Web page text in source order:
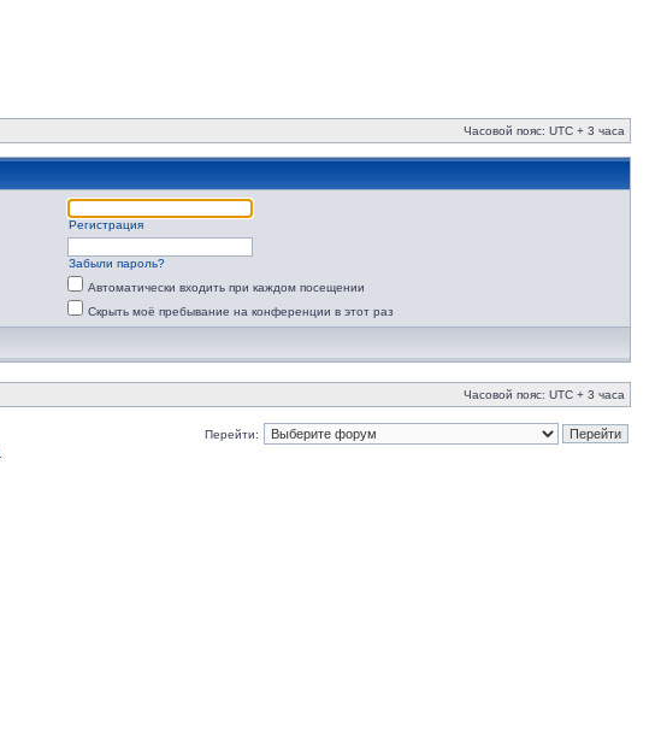
Часовой пояс: UTC + 3 часа
Регистрация
Забыли пароль?
Автоматически входить при каждом посещении
Скрыть моё пребывание на конференции в этот раз
Часовой пояс: UTC + 3 часа
Перейти: